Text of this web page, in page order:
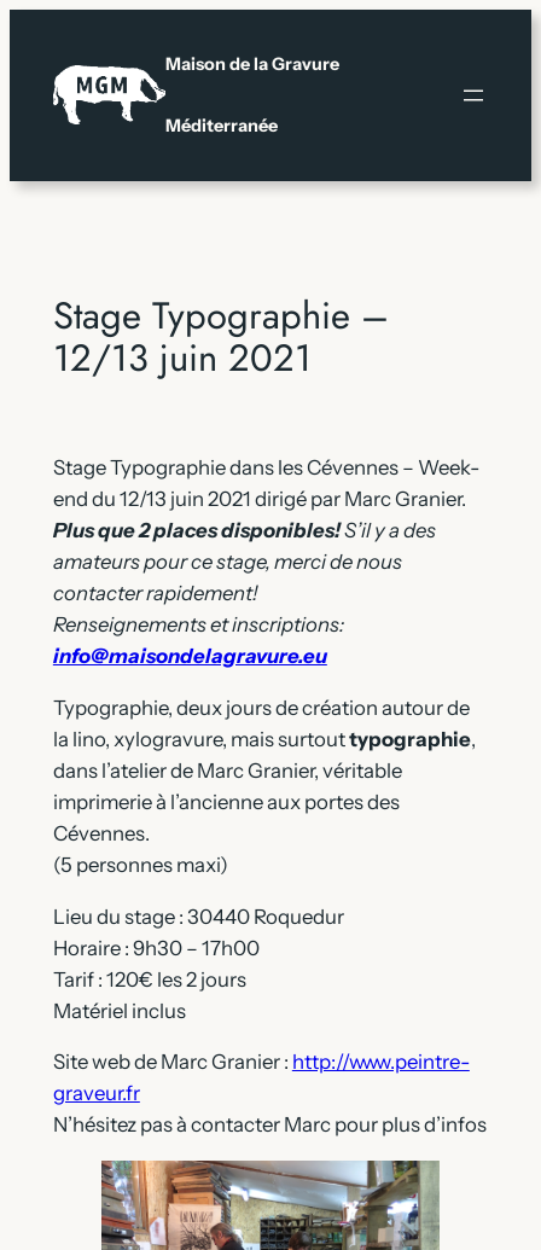
contenu
Maison de la Gravure
Méditerranée
Stage Typographie –
12/13 juin 2021
Stage Typographie dans les Cévennes – Week-
end du 12/13 juin 2021 dirigé par Marc Granier.
Plus que 2 places disponibles!S’il y a des
amateurs pour ce stage, merci de nous
contacter rapidement!
Renseignements et inscriptions:
info@maisondelagravure.eu
Typographie, deux jours de création autour de
la lino, xylogravure, mais surtouttypographie,
dans l’atelier de Marc Granier, véritable
imprimerie à l’ancienne aux portes des
Cévennes.
(5 personnes maxi)
Lieu du stage : 30440 Roquedur
Horaire : 9h30 – 17h00
Tarif : 120€ les 2 jours
Matériel inclus
Site web de Marc Granier : http://www.peintre-
graveur.fr
N’hésitez pas à contacter Marc pour plus d’infos